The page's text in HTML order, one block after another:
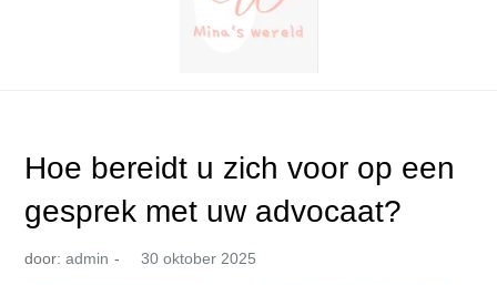
Hoe bereidt u zich voor op een
gesprek met uw advocaat?
door:admin